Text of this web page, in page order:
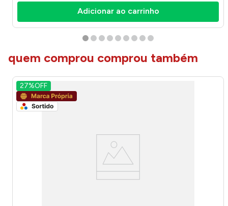
Adicionar ao carrinho
quem comprou comprou também
27%OFF